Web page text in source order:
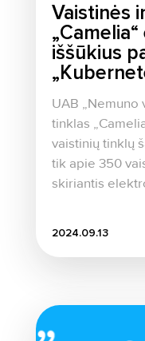
Vaistinės
iššūkius
UAB „Nemuno
tinklas
vaistinių tinklų
tik apie 350
skiriantis
2024.09.13